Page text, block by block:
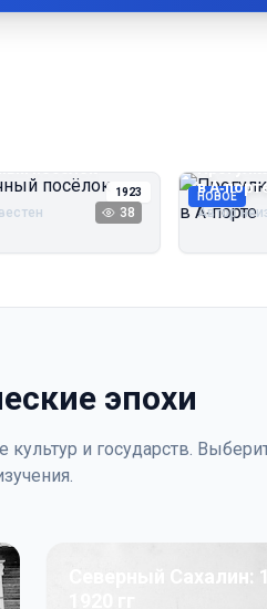
1923
посёлок
38
НОВОЕ
в
Автор
эпохи
культур и государств.
Северный Сахалин: